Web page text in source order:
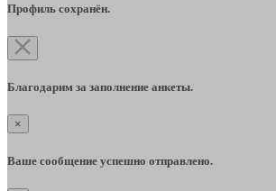
Профиль сохранён.
Благодарим за заполнение анкеты.
×
Ваше сообщение успешно отправлено.